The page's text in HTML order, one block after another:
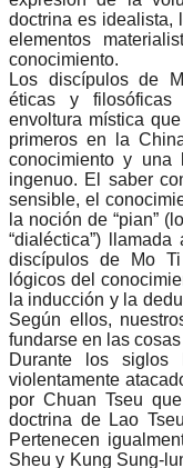
doctrina es idealista,
elementos
conocimiento.
Los discípulos de
éticas y filosóficas
envoltura mística
primeros en la
conocimiento y una
ingenuo. El saber
sensible, el
la noción de “pian”
“dialéctica”)
discípulos de Mo
lógicos del
la inducción y la
Según ellos,
fundarse en las
Durante los
violentamente
por Chuan Tseu
doctrina de Lao
Pertenecen
Sheu y Kung Sung-